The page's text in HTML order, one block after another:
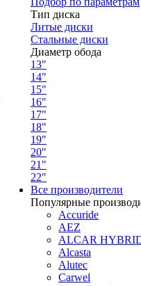
Тип диска
Литые диски
Стальные диски
Диаметр обода
13"
14"
15"
16"
17"
18"
19"
20"
21"
22"
Все производители
Популярные
Accuride
AEZ
ALCAR
Alcasta
Alutec
Carwel